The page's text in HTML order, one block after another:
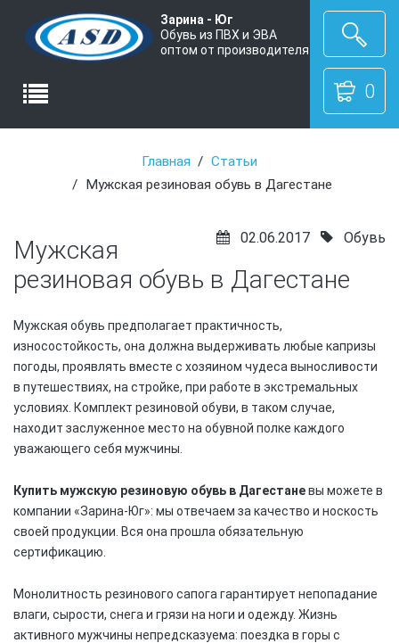
Зарина - Юг
Обувь из ПВХ и ЭВА
оптом от производителя
0
Главная
Статьи
Мужская резиновая обувь в Дагестане
02.06.2017 Обувь
Мужская
резиновая обувь в Дагестане
Мужская обувь предполагает практичность,
износостойкость, она должна выдерживать любые капризы
погоды, проявлять вместе с хозяином чудеса выносливости
в путешествиях, на стройке, при работе в экстремальных
условиях. Комплект резиновой обуви, в таком случае,
находит заслуженное место на обувной полке каждого
уважающего себя мужчины.
Купить мужскую резиновую обувь в Дагестаневы можете в
компании «Зарина-Юг»: мы отвечаем за качество и носкость
своей продукции. Вся она прошла обязательную
сертификацию.
Монолитность резинового сапога гарантирует непопадание
влаги, сырости, снега и грязи на ноги и одежду. Жизнь
активного мужчины непредсказуема: поездка в горы с